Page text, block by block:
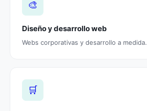
🎨
Diseño y desarrollo web
Webs corporativas y desarrollo a medida.
🛒